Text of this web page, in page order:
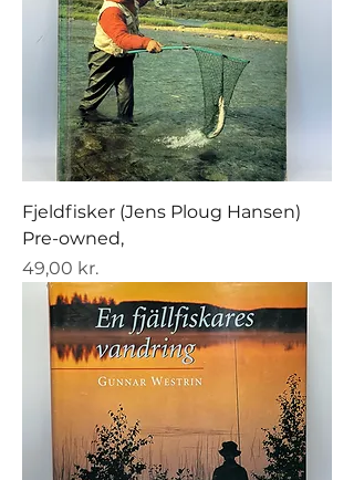
Fjeldfisker (Jens Ploug Hansen)
Pre-owned,
Pris
49,00 kr.